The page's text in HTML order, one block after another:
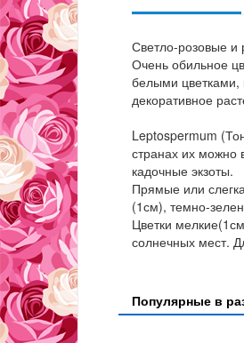
Светло-розовые и
Очень обильное
белыми цветками,
декоративное
Leptospermum
странах их можно
кадочные экзоты.
Прямые или
(1см), темно-
Цветки
солнечных мест.
Популярные в